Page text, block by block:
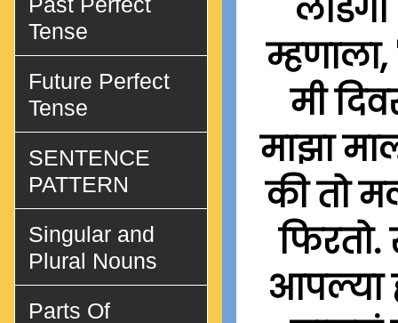
म्हणाला,
मी
माझा
की तो
फिरतो.
आपल्या
Tense
Future Perfect
Tense
SENTENCE
PATTERN
Singular and
Plural Nouns
Parts Of